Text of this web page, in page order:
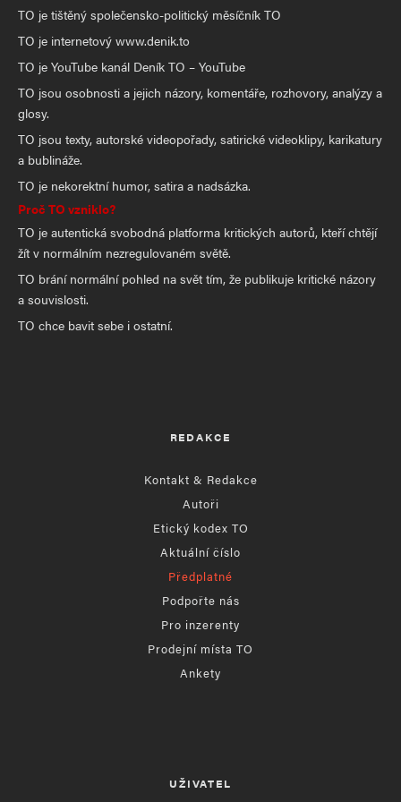
TO je tištěný společensko-politický měsíčník TO
TO je internetový www.denik.to
TO je YouTube kanál Deník TO – YouTube
TO jsou osobnosti a jejich názory, komentáře, rozhovory, analýzy a
glosy.
TO jsou texty, autorské videopořady, satirické videoklipy, karikatury
a bublináže.
TO je nekorektní humor, satira a nadsázka.
Proč TO vzniklo?
TO je autentická svobodná platforma kritických autorů, kteří chtějí
žít v normálním nezregulovaném světě.
TO brání normální pohled na svět tím, že publikuje kritické názory
a souvislosti.
TO chce bavit sebe i ostatní.
REDAKCE
Kontakt & Redakce
Autoři
Etický kodex TO
Aktuální číslo
Předplatné
Podpořte nás
Pro inzerenty
Prodejní místa TO
Ankety
UŽIVATEL